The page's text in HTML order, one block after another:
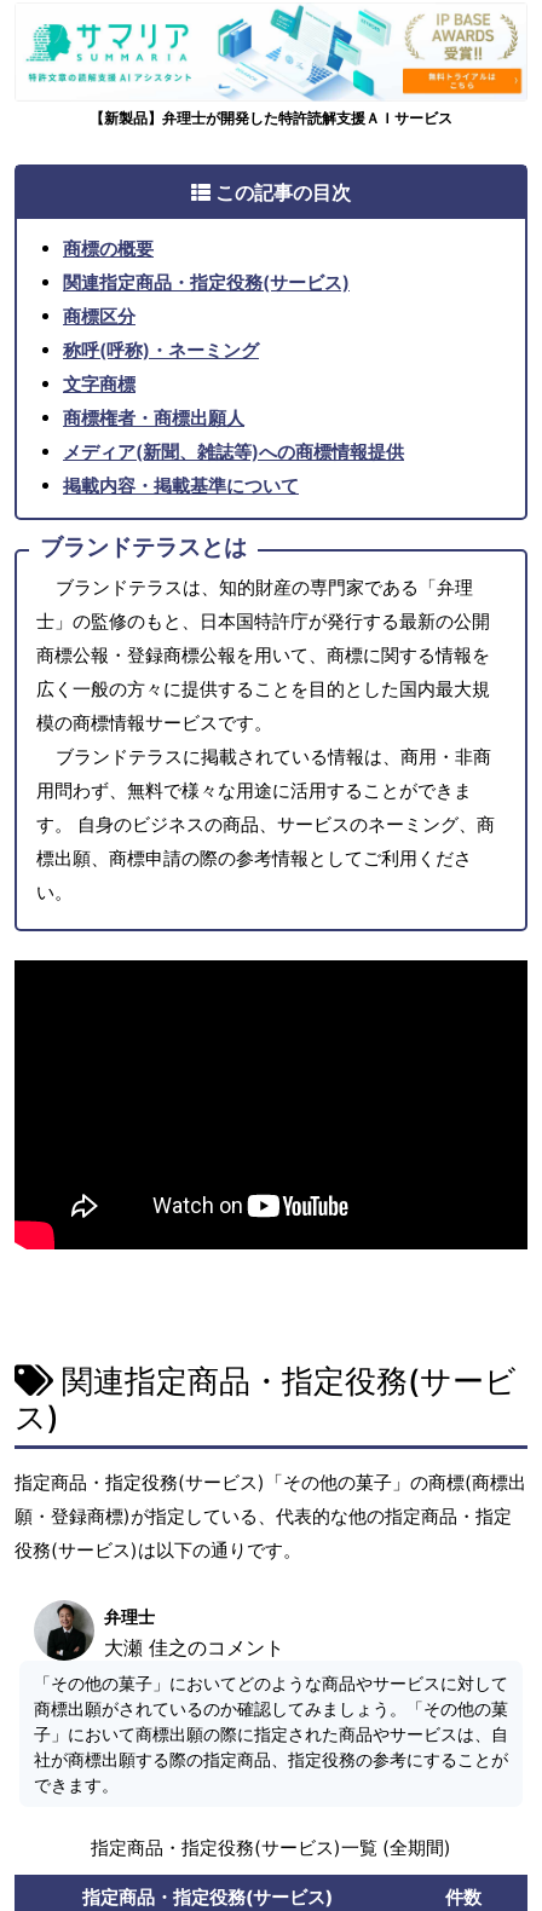
【新製品】弁理士が開発した特許読解支援ＡＩサービス
この記事の目次
商標の概要
関連指定商品・指定役務(サービス)
商標区分
称呼(呼称)・ネーミング
文字商標
商標権者・商標出願人
メディア(新聞、雑誌等)への商標情報提供
掲載内容・掲載基準について
ブランドテラスとは
ブランドテラスは、知的財産の専門家である「弁理
士」の監修のもと、日本国特許庁が発行する最新の公開
商標公報・登録商標公報を用いて、商標に関する情報を
広く一般の方々に提供することを目的とした国内最大規
模の商標情報サービスです。
ブランドテラスに掲載されている情報は、商用・非商
用問わず、無料で様々な用途に活用することができま
す。 自身のビジネスの商品、サービスのネーミング、商
標出願、商標申請の際の参考情報としてご利用くださ
い。
関連指定商品・指定役務(サービ
ス)
指定商品・指定役務(サービス)「その他の菓子」の商標(商標出
願・登録商標)が指定している、代表的な他の指定商品・指定
役務(サービス)は以下の通りです。
弁理士
大瀬 佳之のコメント
「その他の菓子」においてどのような商品やサービスに対して
商標出願がされているのか確認してみましょう。「その他の菓
子」において商標出願の際に指定された商品やサービスは、自
社が商標出願する際の指定商品、指定役務の参考にすることが
できます。
指定商品・指定役務(サービス)一覧 (全期間)
指定商品・指定役務(サービス) 件数